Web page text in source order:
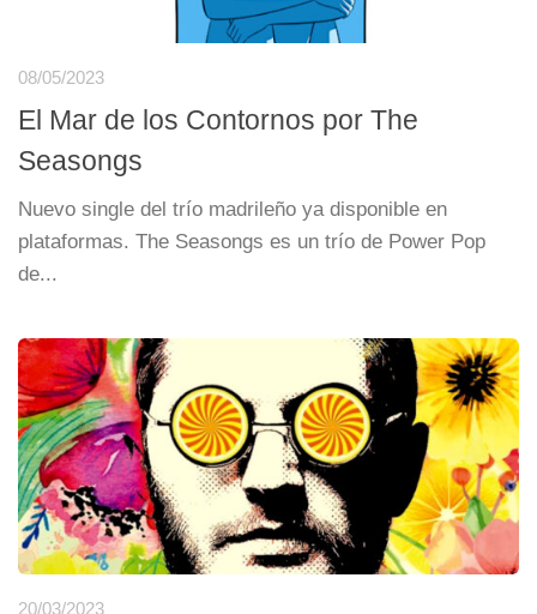
08/05/2023
El Mar de los Contornos por The
Seasongs
Nuevo single del trío madrileño ya disponible en
plataformas. The Seasongs es un trío de Power Pop
de...
20/03/2023